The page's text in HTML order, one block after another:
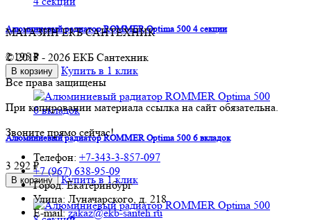
Алюминиевый радиатор ROMMER Optima 500 4 секции
2 195 ₽
В корзину Купить в 1 клик
Алюминиевый радиатор ROMMER Optima 500 6 вкладок
3 292 ₽
В корзину Купить в 1 клик
МАГАЗИН ЕКБ САНТЕХНИК
© 2013 - 2026 ЕКБ Сантехник
Все права защищены
При копировании материала ссылка на сайт обязательна.
Звоните прямо сейчас!
Телефон: +7-343-3-857-097
+7 (967) 638-95-09
Город: Екатеринбург
Улица: Луначарского, д. 218
E-mail:zakaz@ekb-santeh.ru